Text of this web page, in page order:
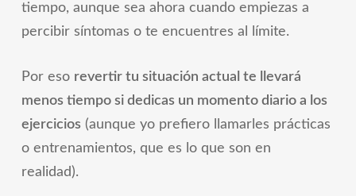
tiempo, aunque sea ahora cuando empiezas a
percibir síntomas o te encuentres al límite.
Por eso revertir tu situación actual te llevará
menos tiempo si dedicas un momento diario a los
ejercicios (aunque yo prefiero llamarles prácticas
o entrenamientos, que es lo que son en
realidad).